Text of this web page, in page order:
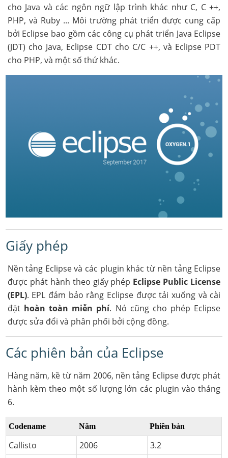
cho Java và các ngôn ngữ lập trình khác như C, C ++,
PHP, và Ruby ... Môi trường phát triển được cung cấp
bởi Eclipse bao gồm các công cụ phát triển Java Eclipse
(JDT) cho Java, Eclipse CDT cho C/C ++, và Eclipse PDT
cho PHP, và một số thứ khác.
Giấy phép
Nền tảng Eclipse và các plugin khác từ nền tảng Eclipse
được phát hành theo giấy phép Eclipse Public License
(EPL). EPL đảm bảo rằng Eclipse được tải xuống và cài
đặt hoàn toàn miễn phí. Nó cũng cho phép Eclipse
được sửa đổi và phân phối bởi cộng đồng.
Các phiên bản của Eclipse
Hàng năm, kề từ năm 2006, nền tảng Eclipse được phát
hành kèm theo một số lượng lớn các plugin vào tháng
6.
Codename Năm Phiên bản
Callisto 2006
3.2